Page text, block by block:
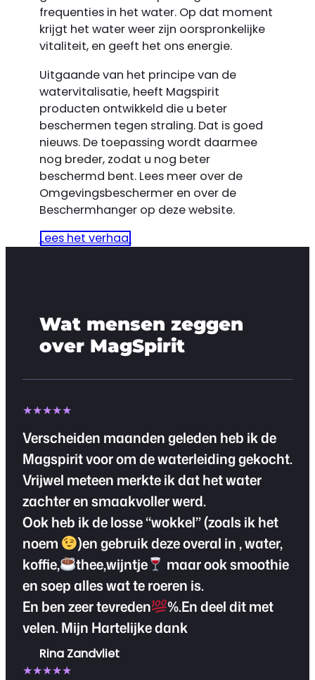
frequenties in het water. Op dat moment
krijgt het water weer zijn oorspronkelijke
vitaliteit, en geeft het ons energie.
Uitgaande van het principe van de
watervitalisatie, heeft Magspirit
producten ontwikkeld die u beter
beschermen tegen straling. Dat is goed
nieuws. De toepassing wordt daarmee
nog breder, zodat u nog beter
beschermd bent. Lees meer over de
Omgevingsbeschermer en over de
Beschermhanger op deze website.
Lees het verhaal
Wat mensen zeggen
over MagSpirit
★★★★★
Verscheiden maanden geleden heb ik de
Magspirit voor om de waterleiding gekocht.
Vrijwel meteen merkte ik dat het water
zachter en smaakvoller werd.
Ook heb ik de losse “wokkel” (zoals ik het
noem
)en gebruik deze overal in , water,
koffie,
thee,wijntje
maar ook smoothie
en soep alles wat te roeren is.
En ben zeer tevreden
%.En deel dit met
velen. Mijn Hartelijke dank
Rina Zandvliet
★★★★★